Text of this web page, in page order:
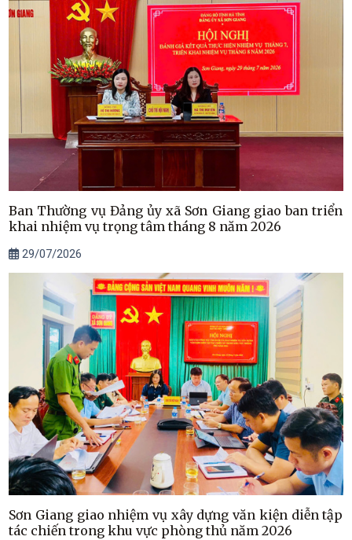
Ban Thường vụ Đảng ủy xã Sơn Giang giao ban triển
khai nhiệm vụ trọng tâm tháng 8 năm 2026
29/07/2026
Sơn Giang giao nhiệm vụ xây dựng văn kiện diễn tập
tác chiến trong khu vực phòng thủ năm 2026